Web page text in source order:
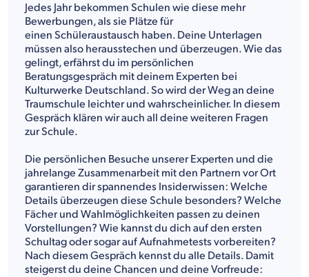
Jedes Jahr bekommen Schulen wie diese mehr
Bewerbungen, als sie Plätze für
einen Schüleraustausch haben. Deine Unterlagen
müssen also herausstechen und überzeugen. Wie das
gelingt, erfährst du im persönlichen
Beratungsgespräch mit deinem Experten bei
Kulturwerke Deutschland. So wird der Weg an deine
Traumschule leichter und wahrscheinlicher. In diesem
Gespräch klären wir auch all deine weiteren Fragen
zur Schule.
Die persönlichen Besuche unserer Experten und die
jahrelange Zusammenarbeit mit den Partnern vor Ort
garantieren dir spannendes Insiderwissen: Welche
Details überzeugen diese Schule besonders? Welche
Fächer und Wahlmöglichkeiten passen zu deinen
Vorstellungen? Wie kannst du dich auf den ersten
Schultag oder sogar auf Aufnahmetests vorbereiten?
Nach diesem Gespräch kennst du alle Details. Damit
steigerst du deine Chancen und deine Vorfreude: